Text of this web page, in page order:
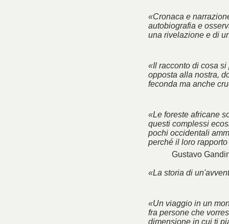
«Cronaca e
autobiografia e
una rivelazione e di
«Il racconto di cosa
opposta alla nostra,
feconda ma anche
«Le foreste africane
questi complessi
pochi occidentali
perché il loro
Gustavo
«La storia di
«Un viaggio in un
fra persone che
dimensione in cui ti